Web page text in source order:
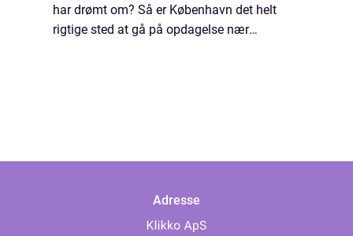
har drømt om? Så er København det helt
rigtige sted at gå på opdagelse nær
Adresse